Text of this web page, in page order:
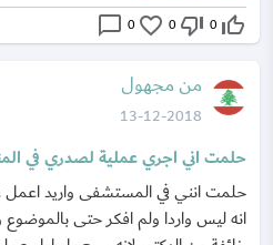
thumb_up_off_alt
0
thumb_down_off_alt
0
favorite_border
0
chat_bubble_outline
من مجهول
13-12-2018
حلمت اني اجري عملية لصدري في
حلمت انني في المستشفى واريد اعمل
انه ليس واردا ولم افكر حتى